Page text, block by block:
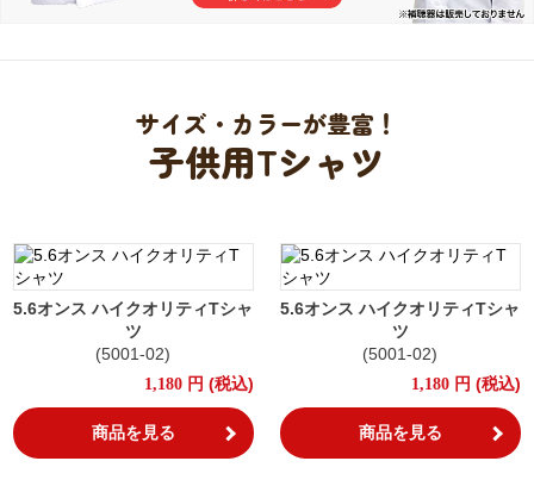
サイズ・カラーが豊富！
子供用Tシャツ
5.6オンス ハイクオリティTシャ
ツ
(5001-02)
1,180 円 (税込)
商品を見る
5.6オンス ハイクオリティTシャ
ツ
(5001-02)
1,180 円 (税込)
商品を見る